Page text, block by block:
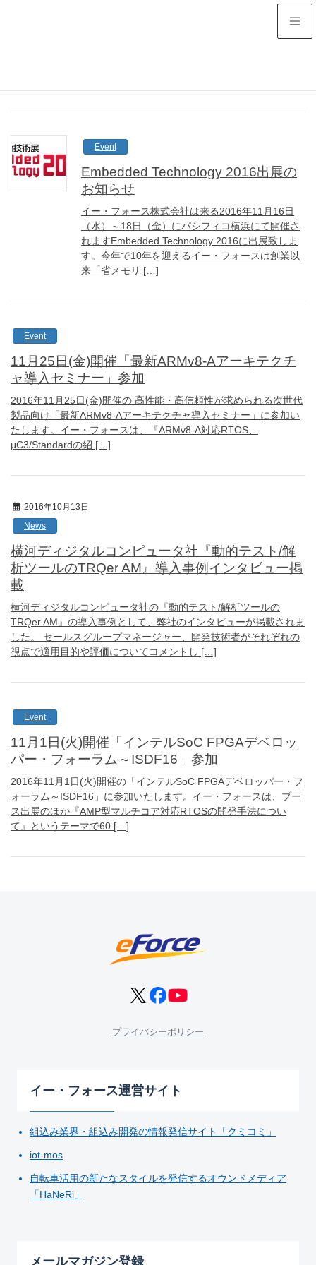
Event
Embedded Technology 2016出展の
お知らせ
イー・フォース株式会社は来る2016年11月16日
（水）～18日（金）にパシフィコ横浜にて開催さ
れますEmbedded Technology 2016に出展致しま
す。今年で10年を迎えるイー・フォースは創業以
来「省メモリ […]
Event
11月25日(金)開催「最新ARMv8-Aアーキテクチ
ャ導入セミナー」参加
2016年11月25日(金)開催の 高性能・高信頼性が求められる次世代
製品向け「最新ARMv8-Aアーキテクチャ導入セミナー」に参加い
たします。イー・フォースは、『ARMv8-A対応RTOS、
μC3/Standardの紹 […]
2016年10月13日
News
横河ディジタルコンピュータ社『動的テスト/解
析ツールのTRQer AM』導入事例インタビュー掲
載
横河ディジタルコンピュータ社の『動的テスト/解析ツールの
TRQer AM』の導入事例として、弊社のインタビューが掲載されま
した。 セールスグループマネージャー、開発技術者がそれぞれの
視点で適用目的や評価についてコメントし […]
Event
11月1日(火)開催「インテルSoC FPGAデベロッ
パー・フォーラム～ISDF16」参加
2016年11月1日(火)開催の「インテルSoC FPGAデベロッパー・フ
ォーラム～ISDF16」に参加いたします。イー・フォースは、ブー
ス出展のほか『AMP型マルチコア対応RTOSの開発手法につい
て』というテーマで60 […]
プライバシーポリシー
イー・フォース運営サイト
組込み業界・組込み開発の情報発信サイト「クミコミ」
iot-mos
自転車活用の新たなスタイルを発信するオウンドメディア
「HaNeRi」
メールマガジン登録